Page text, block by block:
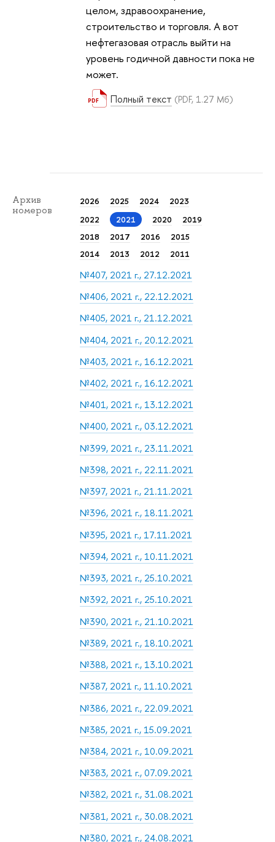
целом, здравоохранение,
строительство и торговля. А вот
нефтегазовая отрасль выйти на
уровень годичной давности пока не
может.
Полный текст (PDF, 1.27 Мб)
Архив
номеров
2026 2025 2024
2023
2022
2021 2020
2019
2018
2017 2016
2015
2014
2013 2012 2011
№407, 2021 г., 27.12.2021
№406, 2021 г., 22.12.2021
№405, 2021 г., 21.12.2021
№404, 2021 г., 20.12.2021
№403, 2021 г., 16.12.2021
№402, 2021 г., 16.12.2021
№401, 2021 г., 13.12.2021
№400, 2021 г., 03.12.2021
№399, 2021 г., 23.11.2021
№398, 2021 г., 22.11.2021
№397, 2021 г., 21.11.2021
№396, 2021 г., 18.11.2021
№395, 2021 г., 17.11.2021
№394, 2021 г., 10.11.2021
№393, 2021 г., 25.10.2021
№392, 2021 г., 25.10.2021
№390, 2021 г., 21.10.2021
№389, 2021 г., 18.10.2021
№388, 2021 г., 13.10.2021
№387, 2021 г., 11.10.2021
№386, 2021 г., 22.09.2021
№385, 2021 г., 15.09.2021
№384, 2021 г., 10.09.2021
№383, 2021 г., 07.09.2021
№382, 2021 г., 31.08.2021
№381, 2021 г., 30.08.2021
№380, 2021 г., 24.08.2021